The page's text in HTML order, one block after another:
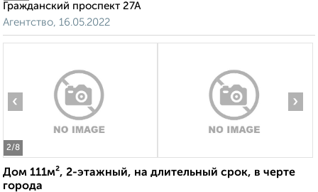
Гражданский проспект 27А
Агентство, 16.05.2022
2/8
‹ ›
Дом 111м², 2-этажный, на длительный срок, в черте
города